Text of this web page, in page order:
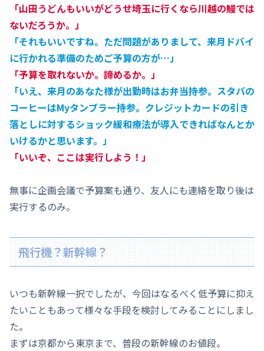
「山田うどんもいいがどうせ埼玉に行くなら川越の鰻では
ないだろうか。」
「それもいいですね。ただ問題がありまして、来月ドバイ
に行かれる準備のためご予算の方が…」
「予算を取れないか。諦めるか。」
「いえ、来月のあなた様が出勤時はお弁当持参。スタバの
コーヒーはMyタンブラー持参。クレジットカードの引き
落としに対するショック緩和療法が導入できればなんとか
いけるかと思います。」
「いいぞ、ここは実行しよう！」
無事に企画会議で予算案も通り、友人にも連絡を取り後は
実行するのみ。
飛行機？新幹線？
いつも新幹線一択でしたが、今回はなるべく低予算に抑え
たいこともあって様々な手段を検討してみることにしまし
た。
まずは京都から東京まで、普段の新幹線のお値段。